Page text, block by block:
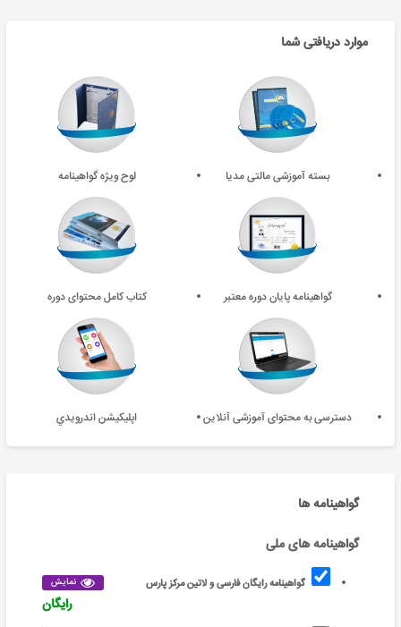
موارد دریافتی شما
بسته آموزشی مالتی مدیا لوح ویژه گواهینامه
گواهینامه پایان دوره معتبر کتاب کامل محتوای دوره
دسترسی به محتوای آموزشی آنلاین اپليکيشن اندرويدي
گواهینامه ها
گواهینامه های ملی
گواهینامه رایگان فارسی و لاتین مرکز پارس نمایش
رایگان